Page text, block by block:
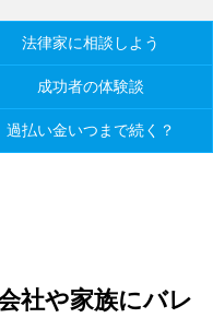
法律家に相談しよう
成功者の体験談
過払い金いつまで続く？
社や家族にバレ